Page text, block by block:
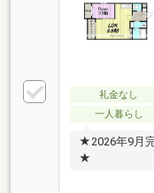
礼金なし
一人暮らし
★2026年9月
★